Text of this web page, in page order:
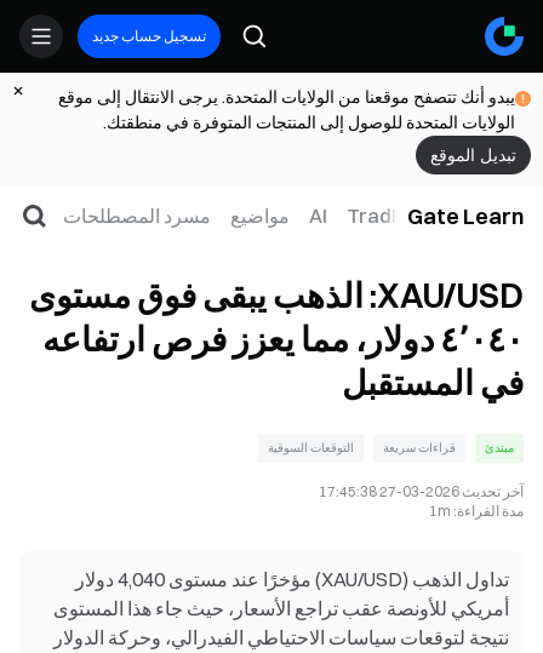
تسجيل حساب جديد
يبدو أنك تتصفح موقعنا من الولايات المتحدة. يرجى الانتقال إلى موقع
الولايات المتحدة للوصول إلى المنتجات المتوفرة في منطقتك.
تبديل الموقع
Gate Learn
ويب3 TradFi
AI مواضيع مسرد المصطلحات
XAU/USD: الذهب يبقى فوق مستوى
٤٬٠٤٠ دولار، مما يعزز فرص ارتفاعه
في المستقبل
مبتدئ قراءات سريعة التوقعات السوقية
آخر تحديث2026-03-27 17:45:38
مدة القراءة:
1m
تداول الذهب (XAU/USD) مؤخرًا عند مستوى 4,040 دولار
أمريكي للأونصة عقب تراجع الأسعار، حيث جاء هذا المستوى
نتيجة لتوقعات سياسات الاحتياطي الفيدرالي، وحركة الدولار